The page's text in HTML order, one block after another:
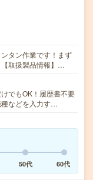
タン作業です！まず
取扱製品情報】…
でもOK！履歴書不要
などを入力す…
50代 60代